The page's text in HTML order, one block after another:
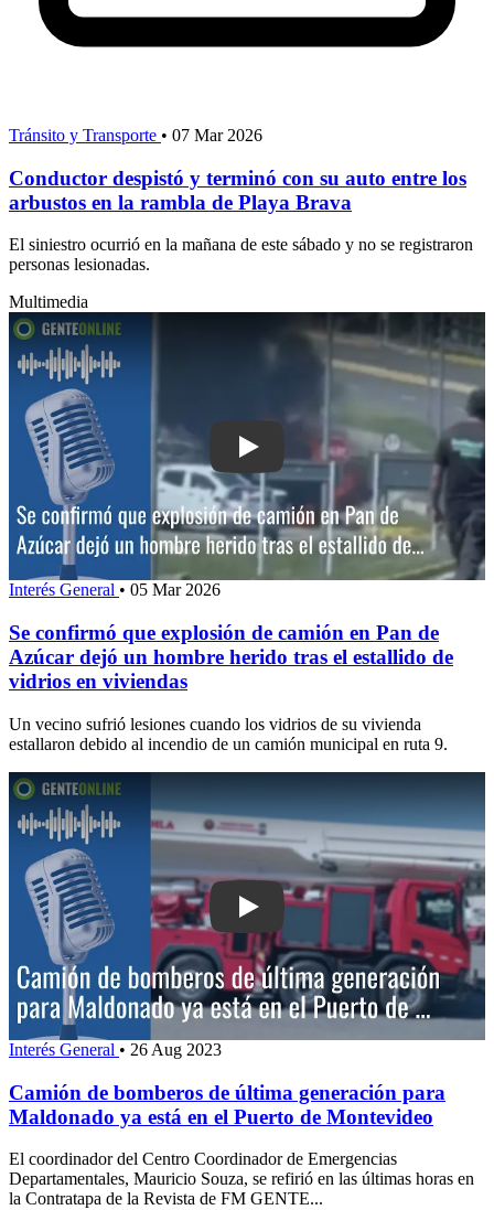
Tránsito y Transporte • 07 Mar 2026
Conductor despistó y terminó con su auto entre los
arbustos en la rambla de Playa Brava
El siniestro ocurrió en la mañana de este sábado y no se registraron
personas lesionadas.
Multimedia
Play: Se confirmó que explosión de
Interés General • 05 Mar 2026
Se confirmó que explosión de camión en Pan de
Azúcar dejó un hombre herido tras el estallido de
vidrios en viviendas
Un vecino sufrió lesiones cuando los vidrios de su vivienda
estallaron debido al incendio de un camión municipal en ruta 9.
Play: Camión de bomberos de última
Interés General • 26 Aug 2023
Camión de bomberos de última generación para
Maldonado ya está en el Puerto de Montevideo
El coordinador del Centro Coordinador de Emergencias
Departamentales, Mauricio Souza, se refirió en las últimas horas en
la Contratapa de la Revista de FM GENTE...